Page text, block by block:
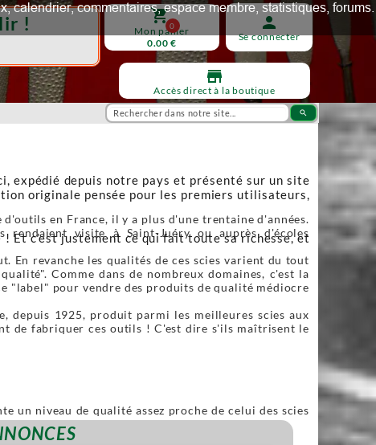
search
person
Se connecter
shopping_cart
0
Mon panier
0.00 €
en France, il y a plus d'une trentaine d'années.
visite à Saint-Juéry ou auprès d'écoles
En revanche les qualités de ces scies varient du tout
Comme dans de nombreux domaines, c'est la
"label" pour vendre des produits de qualité médiocre
depuis 1925, produit parmi les meilleures scies aux
de fabriquer ces outils ! C'est dire s'ils maîtrisent le
un niveau de qualité assez proche de celui des scies
!
store
Accès direct à la boutique
expédié depuis notre pays et présenté sur un site
originale pensée pour les premiers utilisateurs,
Et c’est justement ce qui fait toute sa richesse, et
commentaires, espace membre, statistiques, forums.